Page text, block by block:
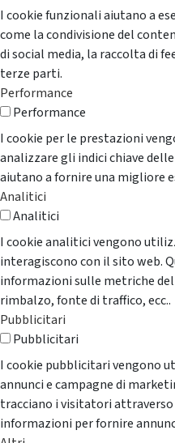
I cookie funzionali aiutano a
come la condivisione del
di social media, la raccolta di
terze parti.
Performance
Performance
I cookie per le prestazioni
analizzare gli indici chiave
aiutano a fornire una migliore
Analitici
Analitici
I cookie analitici vengono
interagiscono con il sito web.
informazioni sulle metriche
rimbalzo, fonte di traffico, ecc..
Pubblicitari
Pubblicitari
I cookie pubblicitari vengono
annunci e campagne di
tracciano i visitatori attraverso
informazioni per fornire